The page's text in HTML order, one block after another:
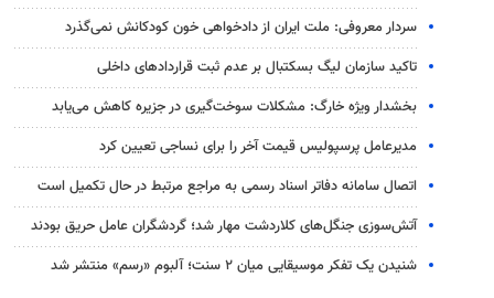
سردار معروفی: ملت ایران از دادخواهی خون کودکانش نمی‌گذرد
تاکید سازمان لیگ بسکتبال بر عدم ثبت قراردادهای داخلی
بخشدار ویژه خارگ: مشکلات سوخت‌گیری در جزیره کاهش می‌یابد
مدیرعامل پرسپولیس قیمت آخر را برای نساجی تعیین کرد
اتصال سامانه دفاتر اسناد رسمی به مراجع مرتبط در حال تکمیل است
آتش‌سوزی جنگل‌های کلاردشت مهار شد؛ گردشگران عامل حریق بودند
شنیدن یک تفکر موسیقایی میان ۲ سنت؛ آلبوم «رسم» منتشر شد